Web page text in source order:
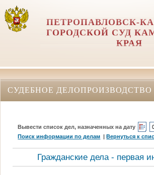
ПЕТРОПАВЛОВСК-
ГОРОДСКОЙ СУД
КРАЯ
СУДЕБНОЕ ДЕЛОПРОИЗВОДСТВО
Вывести список дел, назначенных на дату
Поиск информации по делам |Вернуться к
Гражданские дела - первая